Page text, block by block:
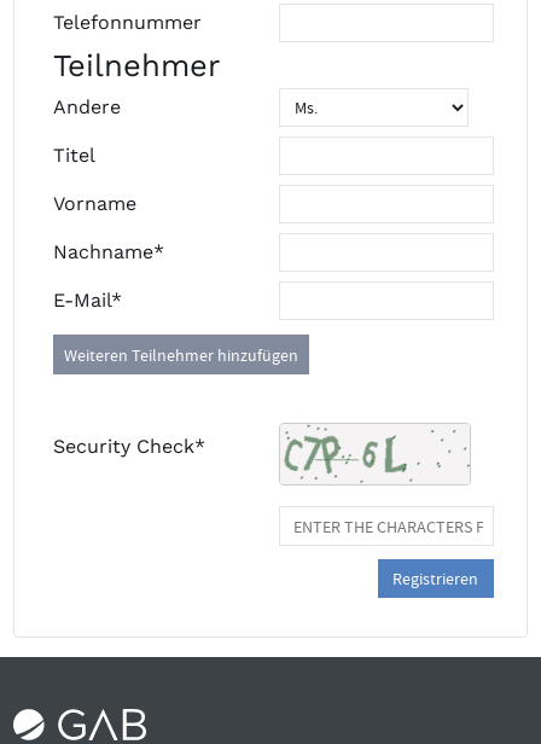
Telefonnummer
Teilnehmer
Andere
Titel
Vorname
Nachname*
E-Mail*
Weiteren Teilnehmer hinzufügen
Security Check*
Registrieren